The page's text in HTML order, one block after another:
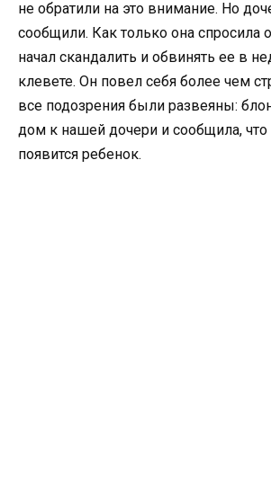
не обратили на это внимание. Но
сообщили. Как только она спросила
начал скандалить и обвинять ее в
клевете. Он повел себя более чем
все подозрения были развеяны:
дом к нашей дочери и сообщила, что
появится ребенок.